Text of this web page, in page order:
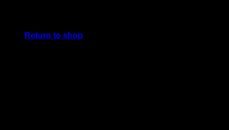
Return to shop